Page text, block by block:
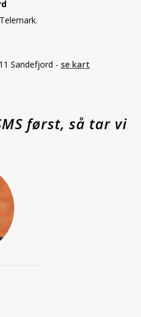
Sandefjord - se kart
først, så tar vi